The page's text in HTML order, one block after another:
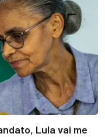
Lula vai me